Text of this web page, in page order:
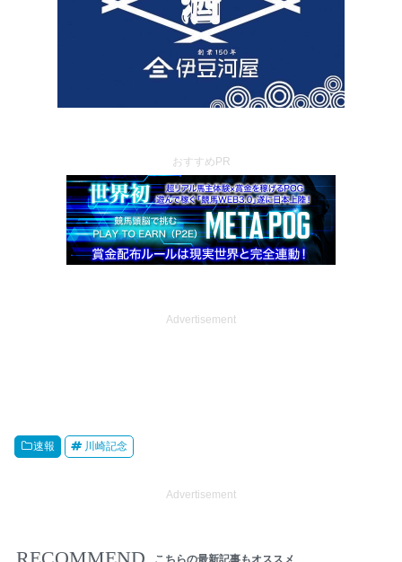
おすすめPR
Advertisement
速報 川崎記念
Advertisement
こちらの最新記事もオススメ